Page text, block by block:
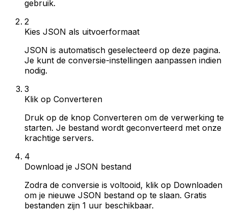
gebruik.
2
Kies JSON als uitvoerformaat
JSON is automatisch geselecteerd op deze pagina.
Je kunt de conversie-instellingen aanpassen indien
nodig.
3
Klik op Converteren
Druk op de knop Converteren om de verwerking te
starten. Je bestand wordt geconverteerd met onze
krachtige servers.
4
Download je JSON bestand
Zodra de conversie is voltooid, klik op Downloaden
om je nieuwe JSON bestand op te slaan. Gratis
bestanden zijn 1 uur beschikbaar.